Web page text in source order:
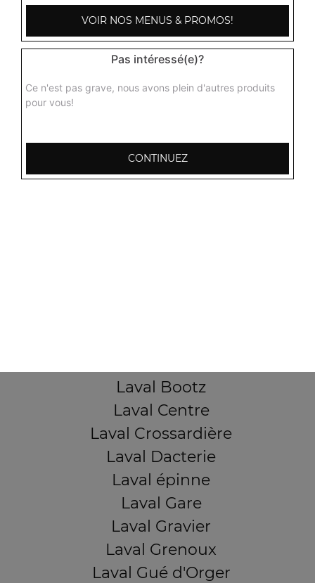
Laval Bootz
Laval Centre
Laval Crossardière
Laval Dacterie
Laval épinne
Laval Gare
Laval Gravier
Laval Grenoux
Laval Gué d'Orger
VOIR NOS MENUS & PROMOS!
Pas intéressé(e)?
Ce n'est pas grave, nous avons plein d'autres produits
pour vous!
CONTINUEZ